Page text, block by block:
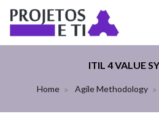
ITIL 4 VALUE
Home Agile Methodology